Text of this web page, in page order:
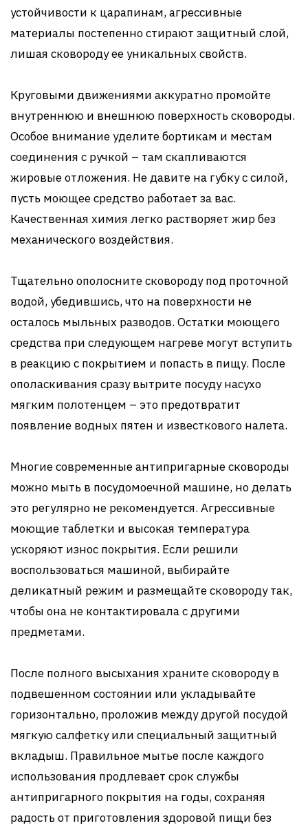
устойчивости к царапинам, агрессивные
материалы постепенно стирают защитный слой,
лишая сковороду ее уникальных свойств.
Круговыми движениями аккуратно промойте
внутреннюю и внешнюю поверхность сковороды.
Особое внимание уделите бортикам и местам
соединения с ручкой – там скапливаются
жировые отложения. Не давите на губку с силой,
пусть моющее средство работает за вас.
Качественная химия легко растворяет жир без
механического воздействия.
Тщательно ополосните сковороду под проточной
водой, убедившись, что на поверхности не
осталось мыльных разводов. Остатки моющего
средства при следующем нагреве могут вступить
в реакцию с покрытием и попасть в пищу. После
ополаскивания сразу вытрите посуду насухо
мягким полотенцем – это предотвратит
появление водных пятен и известкового налета.
Многие современные антипригарные сковороды
можно мыть в посудомоечной машине, но делать
это регулярно не рекомендуется. Агрессивные
моющие таблетки и высокая температура
ускоряют износ покрытия. Если решили
воспользоваться машиной, выбирайте
деликатный режим и размещайте сковороду так,
чтобы она не контактировала с другими
предметами.
После полного высыхания храните сковороду в
подвешенном состоянии или укладывайте
горизонтально, проложив между другой посудой
мягкую салфетку или специальный защитный
вкладыш. Правильное мытье после каждого
использования продлевает срок службы
антипригарного покрытия на годы, сохраняя
радость от приготовления здоровой пищи без